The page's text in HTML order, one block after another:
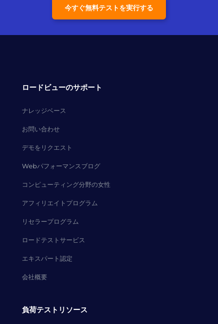
今すぐ無料テストを実行する
ロードビューのサポート
ナレッジベース
お問い合わせ
デモをリクエスト
Webパフォーマンスブログ
コンピューティング分野の女性
アフィリエイトプログラム
リセラープログラム
ロードテストサービス
エキスパート認定
会社概要
負荷テストリソース